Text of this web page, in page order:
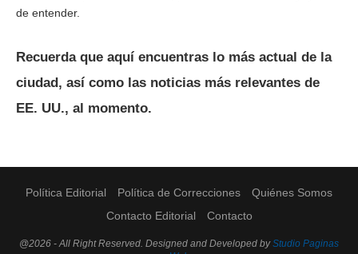
de entender.
Recuerda que aquí encuentras lo más actual de la
ciudad, así como las noticias más relevantes de
EE. UU., al momento.
Política Editorial Política de Correcciones
Quiénes Somos
Contacto Editorial
Contacto
@2026 - All Right Reserved. Designed and Developed byStudio Paginas